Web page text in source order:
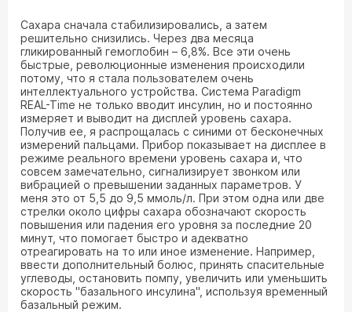
Сахара сначала стабилизировались, а затем
решительно снизились. Через два месяца
гликированный гемоглобин – 6,8%. Все эти очень
быстрые, революционные изменения происходили
потому, что я стала пользователем очень
интеллектуального устройства. Система Paradigm
REAL-Time не только вводит инсулин, но и постоянно
измеряет и выводит на дисплей уровень сахара.
Получив ее, я распрощалась с синими от бесконечных
измерений пальцами. Прибор показывает на дисплее в
режиме реального времени уровень сахара и, что
совсем замечательно, сигнализирует звонком или
вибрацией о превышении заданных параметров. У
меня это от 5,5 до 9,5 ммоль/л. При этом одна или две
стрелки около цифры сахара обозначают скорость
повышения или падения его уровня за последние 20
минут, что помогает быстро и адекватно
отреагировать на то или иное изменение. Например,
ввести дополнительный болюс, принять спасительные
углеводы, остановить помпу, увеличить или уменьшить
скорость "базального инсулина", используя временный
базальный режим.